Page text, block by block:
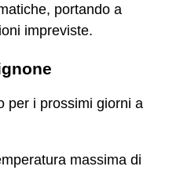
portando a
impreviste.
per i prossimi giorni a
massima di